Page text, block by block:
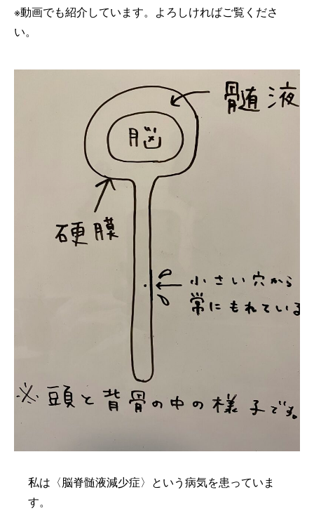
※動画でも紹介しています。よろしければご覧くださ
い。
私は〈脳脊髄液減少症〉という病気を患っていま
す。